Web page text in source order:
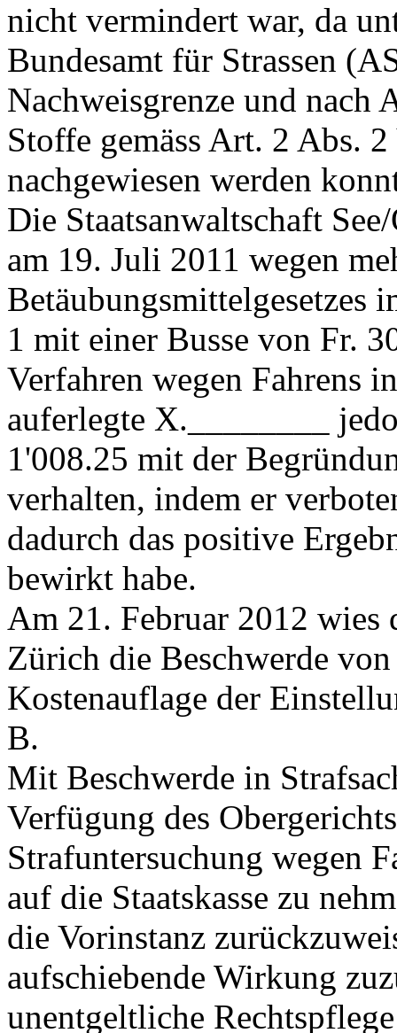
nicht vermindert war, da
Bundesamt für Strassen
Nachweisgrenze und nach
Stoffe gemäss Art. 2 Abs.
nachgewiesen werden
Die Staatsanwaltschaft
am 19. Juli 2011 wegen
Betäubungsmittelgesetzes
1 mit einer Busse von Fr.
Verfahren wegen Fahrens
auferlegte X.________
1'008.25 mit der
verhalten, indem er
dadurch das positive
bewirkt habe.
Am 21. Februar 2012 wies
Zürich die Beschwerde
Kostenauflage der
B.
Mit Beschwerde in
Verfügung des
Strafuntersuchung wegen
auf die Staatskasse zu
die Vorinstanz
aufschiebende Wirkung
unentgeltliche